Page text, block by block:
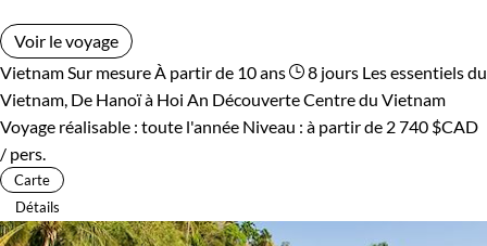
Voir le voyage
Vietnam Sur mesure À partir de 10 ans 8 jours Les essentiels du
Vietnam, De Hanoï à Hoi An Découverte Centre du Vietnam
Voyage réalisable : toute l'année Niveau : à partir de 2 740 $CAD
/ pers.
Carte
Détails